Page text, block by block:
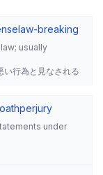
law-breaking
usually
い行為と見なされる
perjury
under